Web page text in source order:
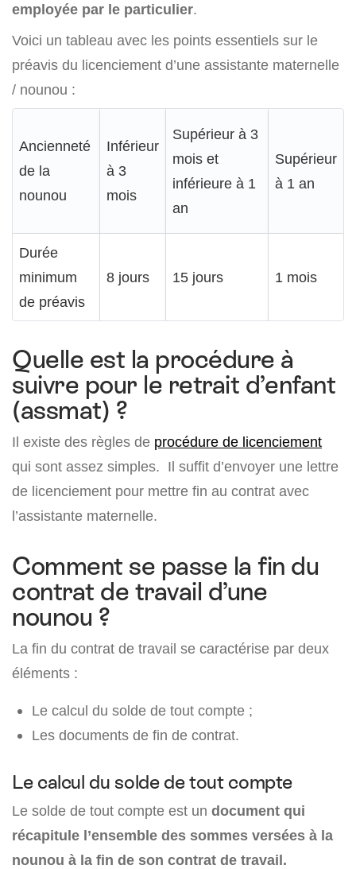
employée par le particulier.
Voici un tableau avec les points essentiels sur le
préavis du licenciement d’une assistante maternelle
/ nounou :
Ancienneté
de la
nounou
Inférieur
à 3
mois
Supérieur à 3
mois et
inférieure à 1
an
Supérieur
à 1 an
Durée
minimum
de préavis
8 jours 15 jours 1 mois
Quelle est la procédure à
suivre pour le retrait d’enfant
(assmat) ?
Il existe des règles de procédure de licenciement
qui sont assez simples. Il suffit d’envoyer une lettre
de licenciement pour mettre fin au contrat avec
l’assistante maternelle.
Comment se passe la fin du
contrat de travail d’une
nounou ?
La fin du contrat de travail se caractérise par deux
éléments :
Le calcul du solde de tout compte ;
Les documents de fin de contrat.
Le calcul du solde de tout compte
Le solde de tout compte est un document qui
récapitule l’ensemble des sommes versées à la
nounou à la fin de son contrat de travail.